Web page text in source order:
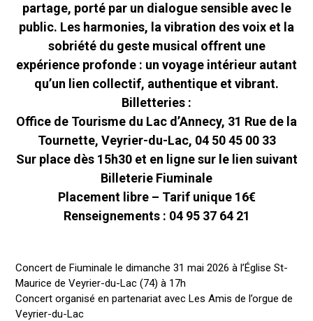
partage, porté par un dialogue sensible avec le
public. Les harmonies, la vibration des voix et la
sobriété du geste musical offrent une
expérience profonde : un voyage intérieur autant
qu’un lien collectif, authentique et vibrant.
Billetteries :
Office de Tourisme du Lac d’Annecy, 31 Rue de la
Tournette, Veyrier-du-Lac, 04 50 45 00 33
Sur place dès 15h30 et en ligne sur le lien suivant
Billeterie Fiuminale
Placement libre – Tarif unique 16€
Renseignements : 04 95 37 64 21
Concert de Fiuminale le dimanche 31 mai 2026 à l’Église St-
Maurice de Veyrier-du-Lac (74) à 17h
Concert organisé en partenariat avec Les Amis de l’orgue de
Veyrier-du-Lac